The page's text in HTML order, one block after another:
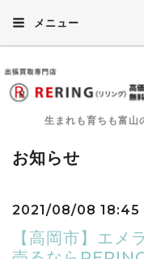
メニュー
生まれも育ちも富山
お知らせ
2021/08/08 18:45
【高岡市】エメ